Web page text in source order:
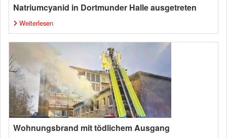
Natriumcyanid in Dortmunder Halle ausgetreten
Weiterlesen
Wohnungsbrand mit tödlichem Ausgang